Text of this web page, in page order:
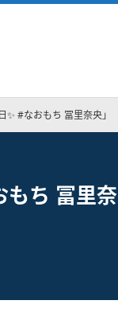
#なおもち 冨里奈央」
ち 冨里奈